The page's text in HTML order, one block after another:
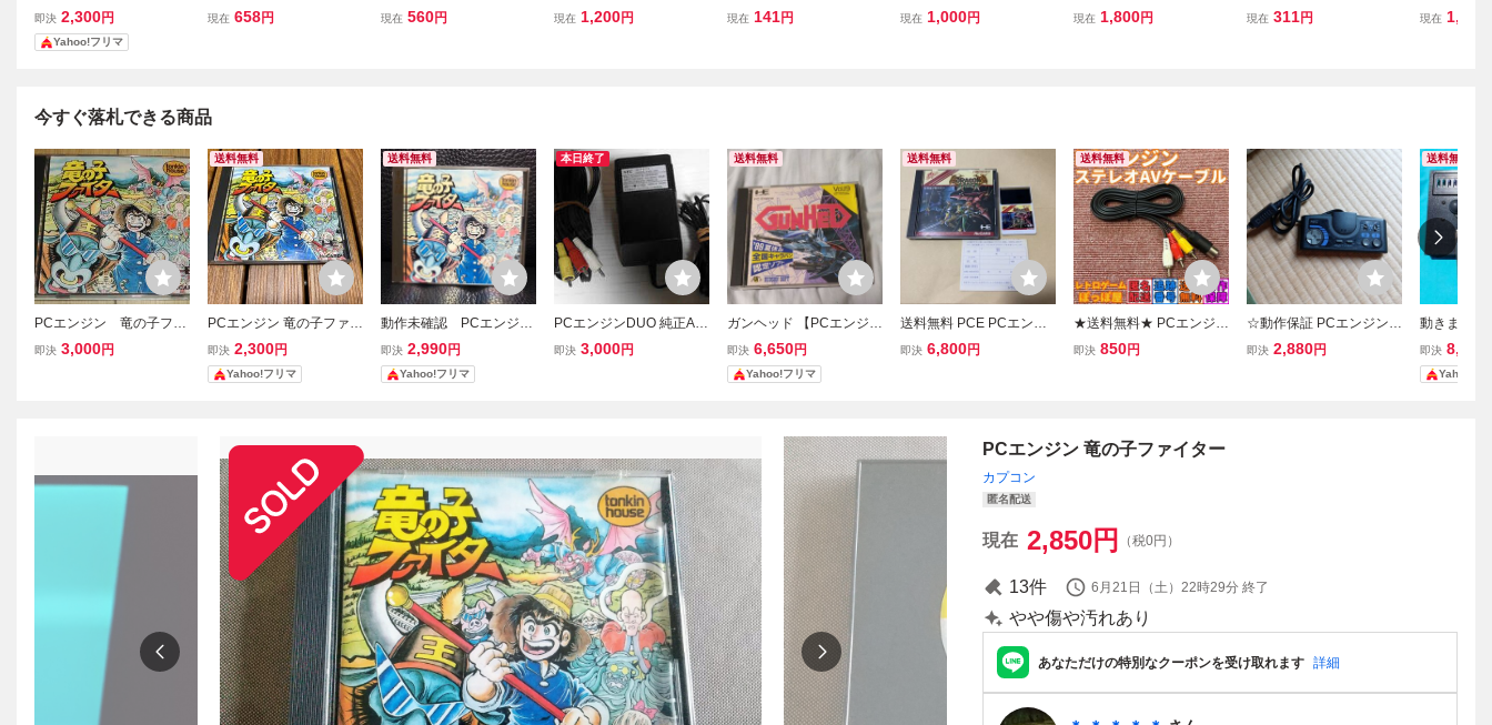
ター HuCARD トンキン
ハウス
即決 2,300円
Yahoo!フリマ
ンCDソフト カルメンサ
現在 658円
CE)/ D440
現在 560円
ンCD-ROM「聖竜伝説モ
現在 1,200円
ン CD-ROM2 聖竜伝説モ
現在 141円
クタリス
現在 1,000円
ン HuCARD ストリート
現在 1,800円
ーパー桃鉄 Vol.21 パワー
現在 311円
ジン Huカ
現在 1,100
今すぐ落札できる商品
PCエンジン 竜の子ファ
イター トンキンハウ
即決 3,000円
送料無料
PCエンジン 竜の子ファイ
ター HuCARD トンキン
ハウス
即決 2,300円
Yahoo!フリマ
送料無料
動作未確認 PCエンジン
竜の子ファイター HuCA
RD トンキンハウス ハ
ガキ付
即決 2,990円
Yahoo!フリマ
本日終了
PCエンジンDUO 純正AC
アダプタと純正AVケーブ
即決 3,000円
送料無料
ガンヘッド 【PCエンジ
ン】
即決 6,650円
Yahoo!フリマ
送料無料
送料無料 PCE PCエンジ
ン ドラゴンセイバー ハガ
即決 6,800円
送料無料
★送料無料★ PCエンジン
対応 ステレオ AVケーブ
即決 850円
☆動作保証 PCエンジン D
UO用 紫コントローラー
即決 2,880円
送料無料
動きます！
『ストリー
Ⅱ’』『ホ
ングスティ
即決 8,990
Yahoo!フ
PCエンジン 竜の子ファイター
カプコン
匿名配送
現在 2,850円 （税0円）
13件 6月21日（土）22時29分 終了
やや傷や汚れあり
あなただけの特別なクーポンを受け取れます 詳細